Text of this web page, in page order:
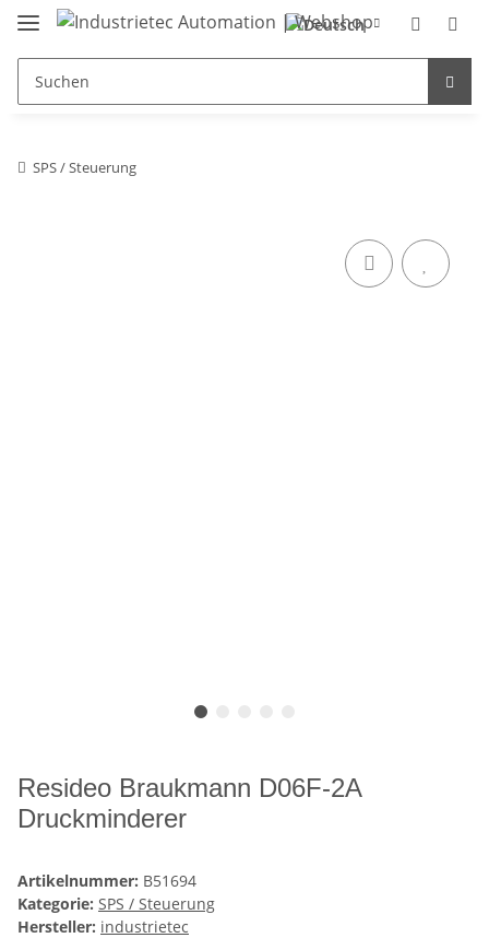
SPS / Steuerung
Resideo Braukmann D06F-2A
Druckminderer
Artikelnummer: B51694
Kategorie: SPS / Steuerung
Hersteller: industrietec